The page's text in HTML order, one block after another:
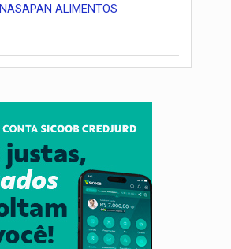
NASAPAN ALIMENTOS